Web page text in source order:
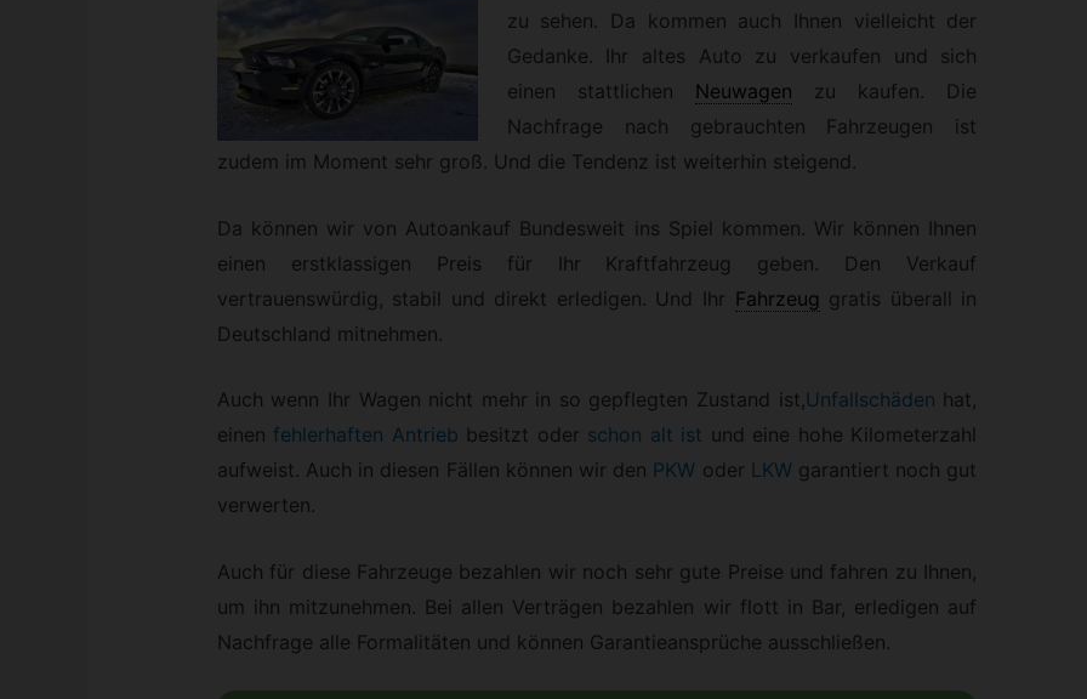
zu sehen. Da kommen auch Ihnen vielleicht der
Gedanke. Ihr altes Auto zu verkaufen und sich
einen stattlichen
Neuwagen
zu kaufen. Die
Nachfrage nach gebrauchten Fahrzeugen ist
zudem im Moment sehr groß. Und die Tendenz ist weiterhin steigend.
Da können wir von Autoankauf Bundesweit ins Spiel kommen. Wir können Ihnen
einen erstklassigen Preis für Ihr Kraftfahrzeug geben. Den Verkauf
vertrauenswürdig, stabil und direkt erledigen. Und Ihr Fahrzeug gratis überall in
Deutschland mitnehmen.
Auch wenn Ihr Wagen nicht mehr in so gepflegten Zustand ist,Unfallschäden hat,
einen fehlerhaften Antrieb besitzt oder schon alt ist und eine hohe Kilometerzahl
aufweist. Auch in diesen Fällen können wir den PKW oder LKW garantiert noch gut
verwerten.
Auch für diese Fahrzeuge bezahlen wir noch sehr gute Preise und fahren zu Ihnen,
um ihn mitzunehmen. Bei allen Verträgen bezahlen wir flott in Bar, erledigen auf
Nachfrage alle Formalitäten und können Garantieansprüche ausschließen.